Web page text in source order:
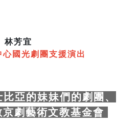
林芳宜
國光劇團支援演出
亞的妹妹們的劇團、
劇藝術文教基金會